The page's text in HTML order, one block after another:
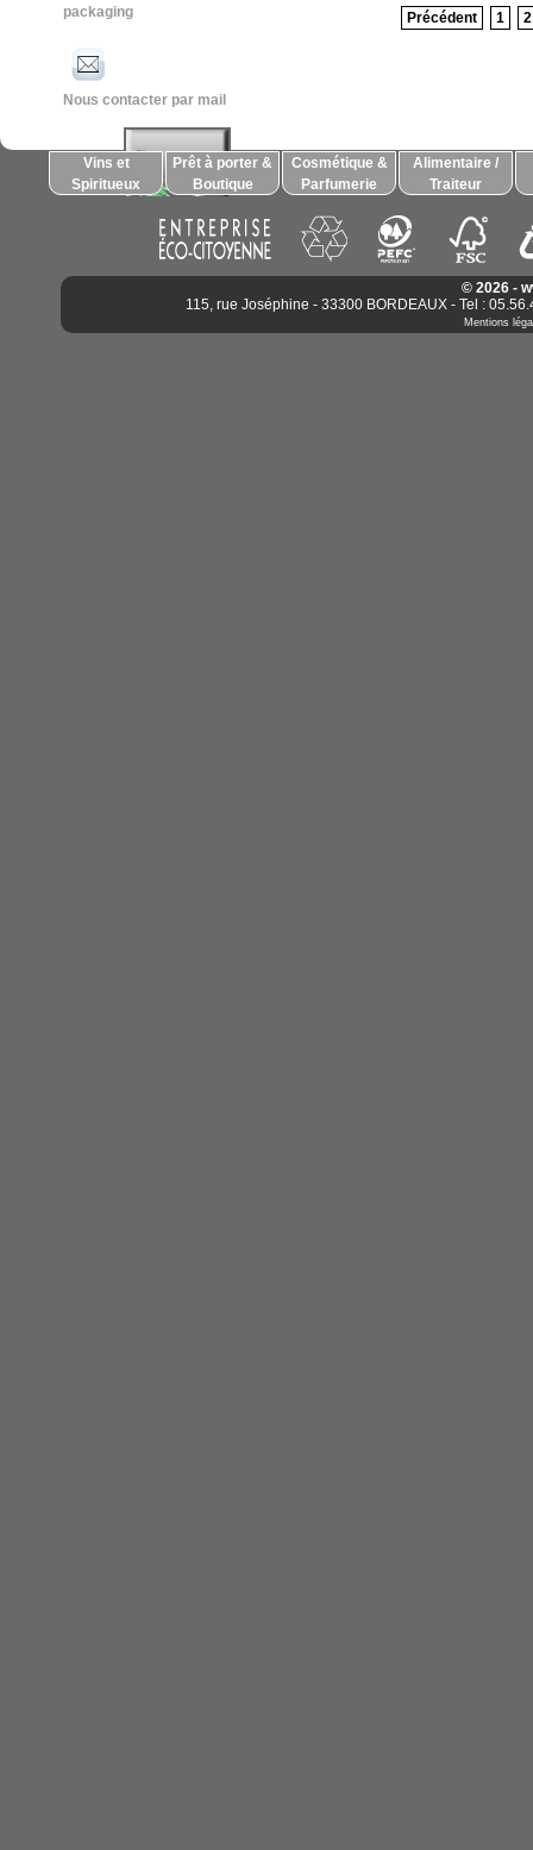
packaging
Nous contacter par mail
Précédent 1 2
Vins et
Spiritueux
Prêt à porter &
Boutique
Cosmétique &
Parfumerie
Alimentaire /
Traiteur
© 2026 -
115, rue Joséphine - 33300 BORDEAUX - Tel :
Mentions